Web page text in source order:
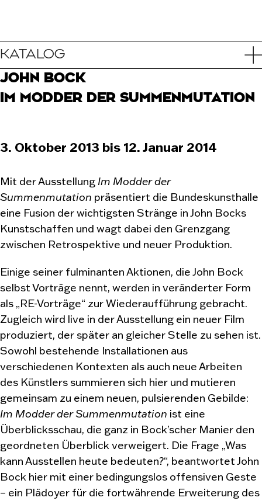
KATALOG
JOHN BOCK
IM MODDER DER SUMMENMUTATION
3. Oktober 2013 bis 12. Januar 2014
Mit der Ausstellung Im Modder der
Summenmutation präsentiert die Bundeskunsthalle
eine Fusion der wichtigsten Stränge in John Bocks
Kunstschaffen und wagt dabei den Grenzgang
zwischen Retrospektive und neuer Produktion.
Einige seiner fulminanten Aktionen, die John Bock
selbst Vorträge nennt, werden in veränderter Form
als „RE-Vorträge“ zur Wiederaufführung gebracht.
Zugleich wird live in der Ausstellung ein neuer Film
produziert, der später an gleicher Stelle zu sehen ist.
Sowohl bestehende Installationen aus
verschiedenen Kontexten als auch neue Arbeiten
des Künstlers summieren sich hier und mutieren
gemeinsam zu einem neuen, pulsierenden Gebilde:
Im Modder der Summenmutation ist eine
Überblicksschau, die ganz in Bock’scher Manier den
geordneten Überblick verweigert. Die Frage „Was
kann Ausstellen heute bedeuten?“, beantwortet John
Bock hier mit einer bedingungslos offensiven Geste
– ein Plädoyer für die fortwährende Erweiterung des